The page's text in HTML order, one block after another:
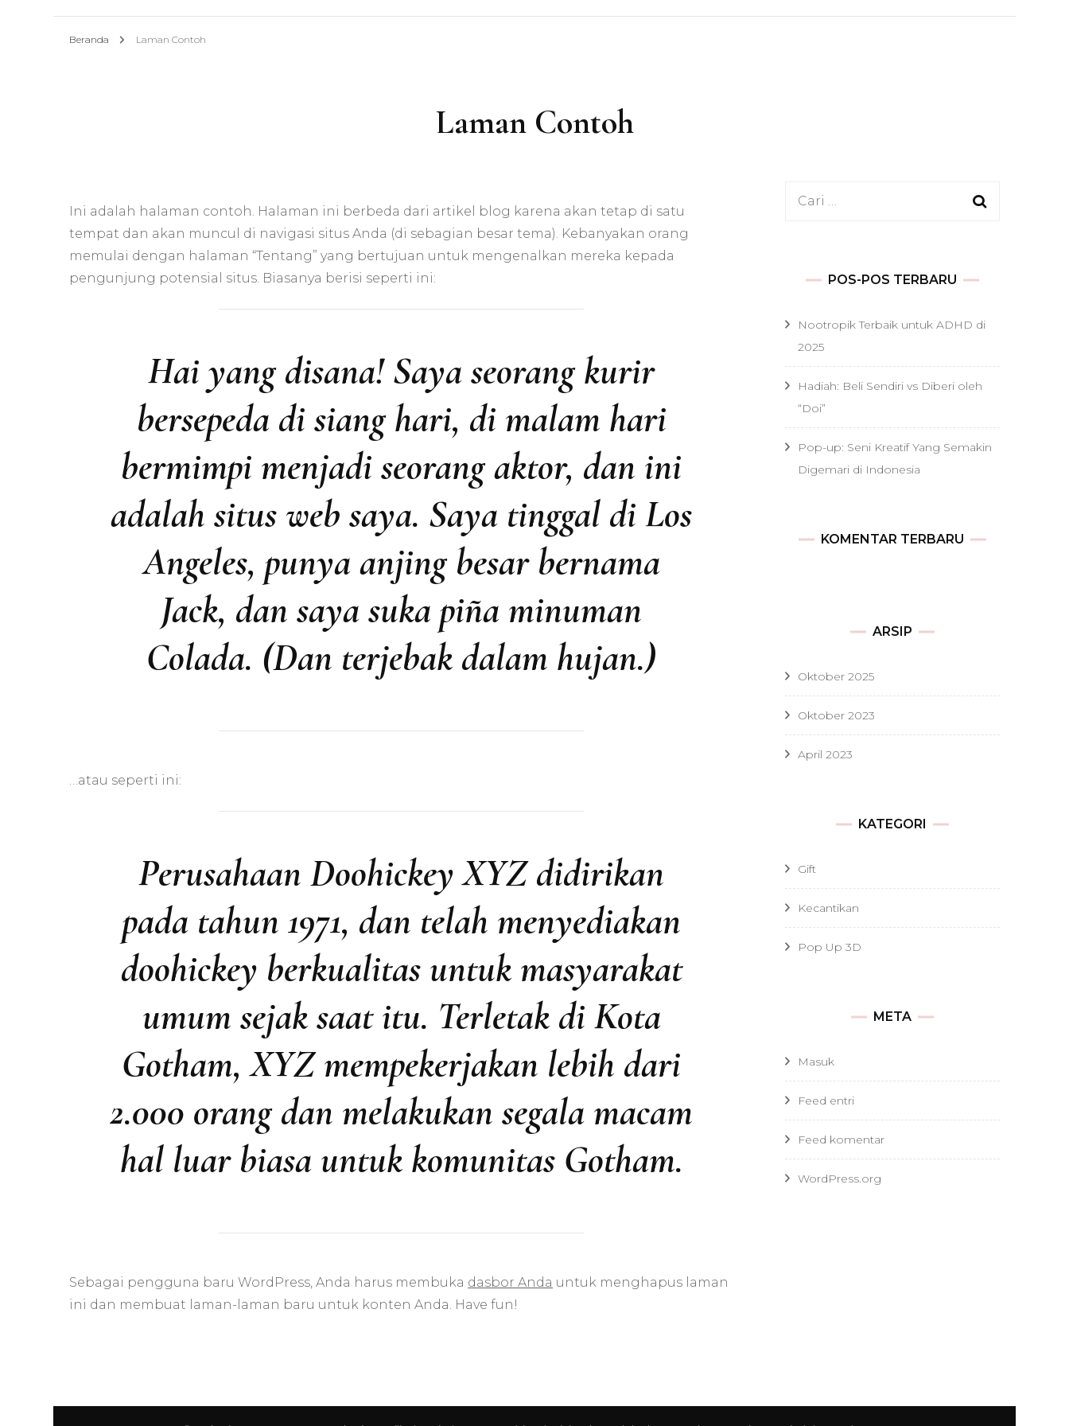
Beranda Laman Contoh
Laman Contoh
Ini adalah halaman contoh. Halaman ini berbeda dari artikel blog karena akan tetap di satu
tempat dan akan muncul di navigasi situs Anda (di sebagian besar tema). Kebanyakan orang
memulai dengan halaman “Tentang” yang bertujuan untuk mengenalkan mereka kepada
pengunjung potensial situs. Biasanya berisi seperti ini:
Hai yang disana! Saya seorang kurir
bersepeda di siang hari, di malam hari
bermimpi menjadi seorang aktor, dan ini
adalah situs web saya. Saya tinggal di Los
Angeles, punya anjing besar bernama
Jack, dan saya suka piña minuman
Colada. (Dan terjebak dalam hujan.)
…atau seperti ini:
Perusahaan Doohickey XYZ didirikan
pada tahun 1971, dan telah menyediakan
doohickey berkualitas untuk masyarakat
umum sejak saat itu. Terletak di Kota
Gotham, XYZ mempekerjakan lebih dari
2.000 orang dan melakukan segala macam
hal luar biasa untuk komunitas Gotham.
Sebagai pengguna baru WordPress, Anda harus membuka dasbor Anda untuk menghapus laman
ini dan membuat laman-laman baru untuk konten Anda. Have fun!
Cari
POS-POS TERBARU
Nootropik Terbaik untuk ADHD di
2025
Hadiah: Beli Sendiri vs Diberi oleh
“Doi”
Pop-up: Seni Kreatif Yang Semakin
Digemari di Indonesia
KOMENTAR TERBARU
ARSIP
Oktober 2025
Oktober 2023
April 2023
KATEGORI
Gift
Kecantikan
Pop Up 3D
META
Masuk
Feed entri
Feed komentar
WordPress.org